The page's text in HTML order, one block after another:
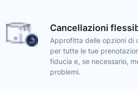
Cancellazioni
Approfitta delle opzioni di
per tutte le tue
fiducia e, se necessario,
problemi.